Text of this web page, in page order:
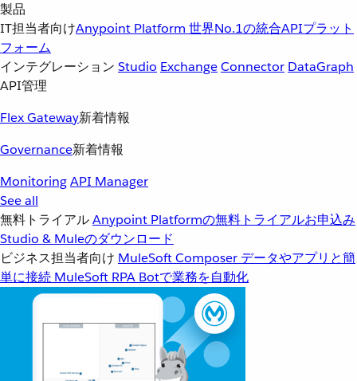
製品
IT担当者向けAnypoint Platform 世界No.1の統合APIプラット
フォーム
インテグレーション Studio ExchangeConnector DataGraph
API管理
Flex Gateway新着情報
Governance新着情報
MonitoringAPI Manager
See all
無料トライアルAnypoint Platformの無料トライアルお申込み
Studio & Muleのダウンロード
ビジネス担当者向け MuleSoft Composer データやアプリと簡
単に接続 MuleSoft RPA Botで業務を自動化